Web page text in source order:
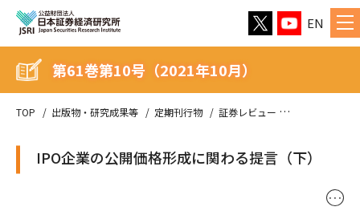
EN
TOP 出版物・研究成果等 定期刊行物 証券レビュー
第61巻第10号（2021年10月）
IPO企業の公開価格形成に関わる提言（下）
･･･